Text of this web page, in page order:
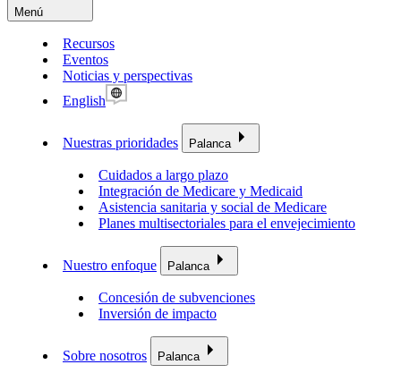
Menú
Recursos
Eventos
Noticias y perspectivas
English
Nuestras prioridades Palanca
Cuidados a largo plazo
Integración de Medicare y Medicaid
Asistencia sanitaria y social de Medicare
Planes multisectoriales para el envejecimiento
Nuestro enfoque Palanca
Concesión de subvenciones
Inversión de impacto
Sobre nosotros Palanca